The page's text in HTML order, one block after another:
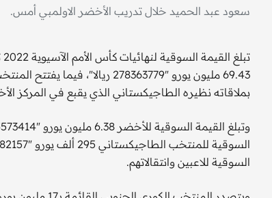
سعود عبد الحميد خلال تدريب الأخضر الاولمبي أمس.
بملاقاته نظيره الطاجيكستاني الذي يقبع في المركز
السوقية للاعبين وانتقالاتهم.